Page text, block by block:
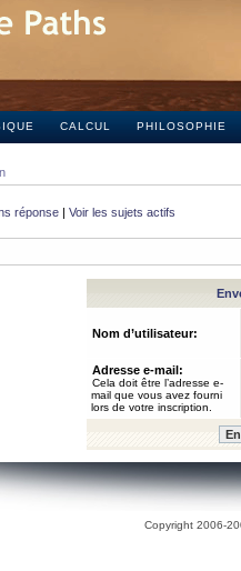
CALCUL PHILOSOPHIE
réponse | Voir les sujets actifs
Nom d’utilisateur:
Adresse e-mail:
Cela doit être l’adresse e-
mail que vous avez fourni
lors de votre inscription.
Copyright 2006-